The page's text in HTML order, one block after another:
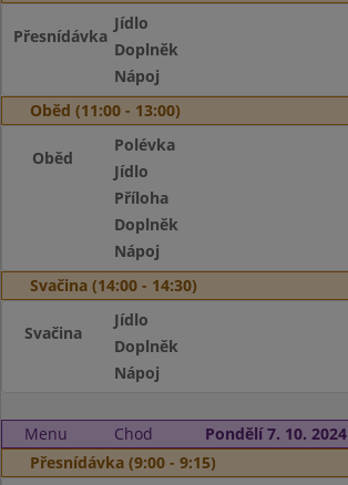
Přesnídávka
Jídlo
Doplněk
Nápoj
Oběd (11:00 - 13:00)
Oběd
Polévka
Jídlo
Příloha
Doplněk
Nápoj
Svačina (14:00 - 14:30)
Svačina
Jídlo
Doplněk
Nápoj
Menu Chod
Pondělí 7. 10. 2024
Přesnídávka (9:00 - 9:15)